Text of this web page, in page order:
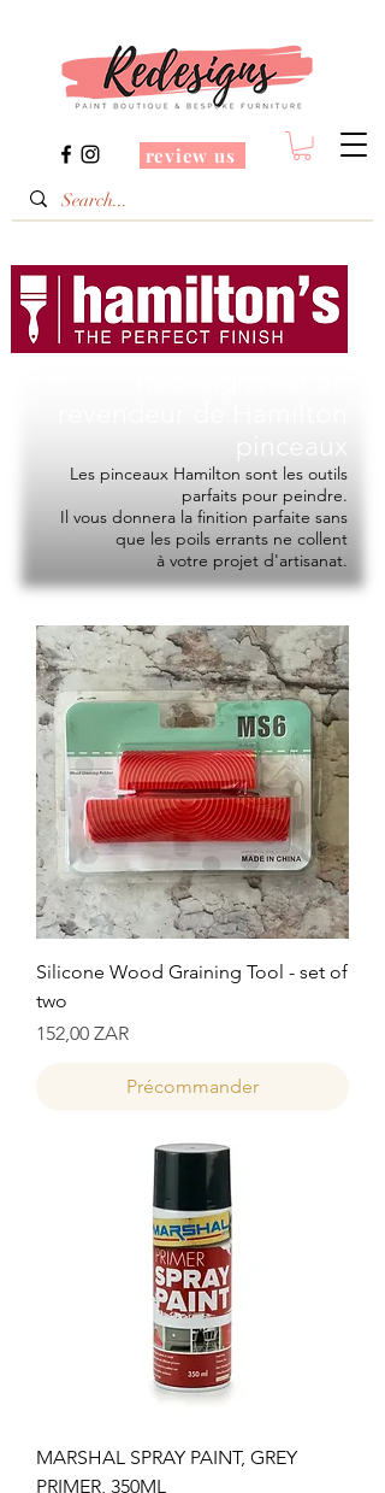
review us
Les pinceaux Hamilton sont les outils
parfaits pour peindre.
Il vous donnera la finition parfaite sans
que les poils errants ne collent
à votre projet d'artisanat.
Silicone Wood Graining Tool - set of
two
Prix
152,00 ZAR
Précommander
MARSHAL SPRAY PAINT, GREY
PRIMER, 350ML